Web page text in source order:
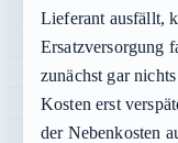
Lieferant ausfällt,
Ersatzversorgung
zunächst gar
Kosten erst
der Nebenkosten